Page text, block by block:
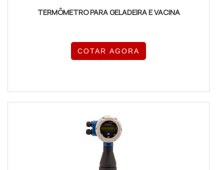
TERMÔMETRO PARA GELADEIRA E VACINA
COTAR AGORA